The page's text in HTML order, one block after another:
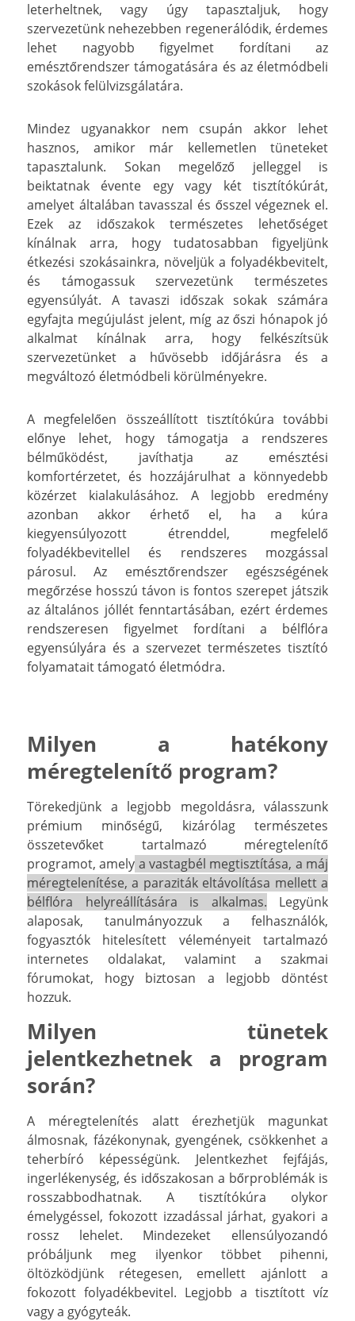
leterheltnek, vagy úgy tapasztaljuk, hogy
szervezetünk nehezebben regenerálódik, érdemes
lehet nagyobb figyelmet fordítani az
emésztőrendszer támogatására és az életmódbeli
szokások felülvizsgálatára.
Mindez ugyanakkor nem csupán akkor lehet
hasznos, amikor már kellemetlen tüneteket
tapasztalunk. Sokan megelőző jelleggel is
beiktatnak évente egy vagy két tisztítókúrát,
amelyet általában tavasszal és ősszel végeznek el.
Ezek az időszakok természetes lehetőséget
kínálnak arra, hogy tudatosabban figyeljünk
étkezési szokásainkra, növeljük a folyadékbevitelt,
és támogassuk szervezetünk természetes
egyensúlyát. A tavaszi időszak sokak számára
egyfajta megújulást jelent, míg az őszi hónapok jó
alkalmat kínálnak arra, hogy felkészítsük
szervezetünket a hűvösebb időjárásra és a
megváltozó életmódbeli körülményekre.
A megfelelően összeállított tisztítókúra további
előnye lehet, hogy támogatja a rendszeres
bélműködést, javíthatja az emésztési
komfortérzetet, és hozzájárulhat a könnyedebb
közérzet kialakulásához. A legjobb eredmény
azonban akkor érhető el, ha a kúra
kiegyensúlyozott étrenddel, megfelelő
folyadékbevitellel és rendszeres mozgással
párosul. Az emésztőrendszer egészségének
megőrzése hosszú távon is fontos szerepet játszik
az általános jóllét fenntartásában, ezért érdemes
rendszeresen figyelmet fordítani a bélflóra
egyensúlyára és a szervezet természetes tisztító
folyamatait támogató életmódra.
Milyen a hatékony
méregtelenítő program?
Törekedjünk a legjobb megoldásra, válasszunk
prémium minőségű, kizárólag természetes
összetevőket tartalmazó méregtelenítő
programot, amely a vastagbél megtisztítása, a máj
méregtelenítése, a paraziták eltávolítása mellett a
bélflóra helyreállítására is alkalmas. Legyünk
alaposak, tanulmányozzuk a felhasználók,
fogyasztók hitelesített véleményeit tartalmazó
internetes oldalakat, valamint a szakmai
fórumokat, hogy biztosan a legjobb döntést
hozzuk.
Milyen tünetek
jelentkezhetnek a program
során?
A méregtelenítés alatt érezhetjük magunkat
álmosnak, fázékonynak, gyengének, csökkenhet a
teherbíró képességünk. Jelentkezhet fejfájás,
ingerlékenység, és időszakosan a bőrproblémák is
rosszabbodhatnak. A tisztítókúra olykor
émelygéssel, fokozott izzadással járhat, gyakori a
rossz lehelet. Mindezeket ellensúlyozandó
próbáljunk meg ilyenkor többet pihenni,
öltözködjünk rétegesen, emellett ajánlott a
fokozott folyadékbevitel. Legjobb a tisztított víz
vagy a gyógyteák.